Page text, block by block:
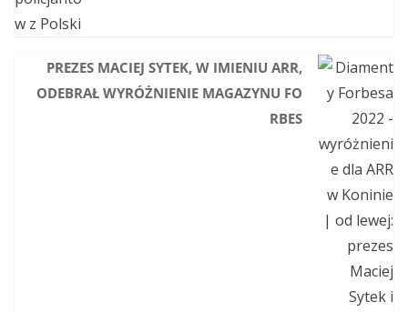
PREZES MACIEJ SYTEK, W IMIENIU ARR,
ODEBRAŁ WYRÓŻNIENIE MAGAZYNU FO
RBES